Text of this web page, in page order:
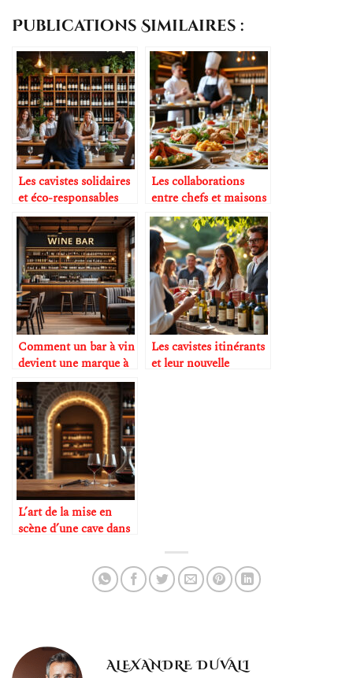
Publications Similaires :
Les cavistes solidaires
et éco-responsables
Les collaborations
entre chefs et maisons
de champagne
Comment un bar à vin
devient une marque à
part entière
Les cavistes itinérants
et leur nouvelle
L’art de la mise en
scène d’une cave dans
ALEXANDRE DUVALI